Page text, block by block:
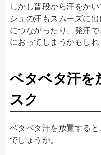
しかし普段から汗をか
シュの汗もスムーズに
につながったり、発汗
におってしまうかもしれ
ベタベタ汗を
スク
ベタベタ汗を放置する
でしょうか。